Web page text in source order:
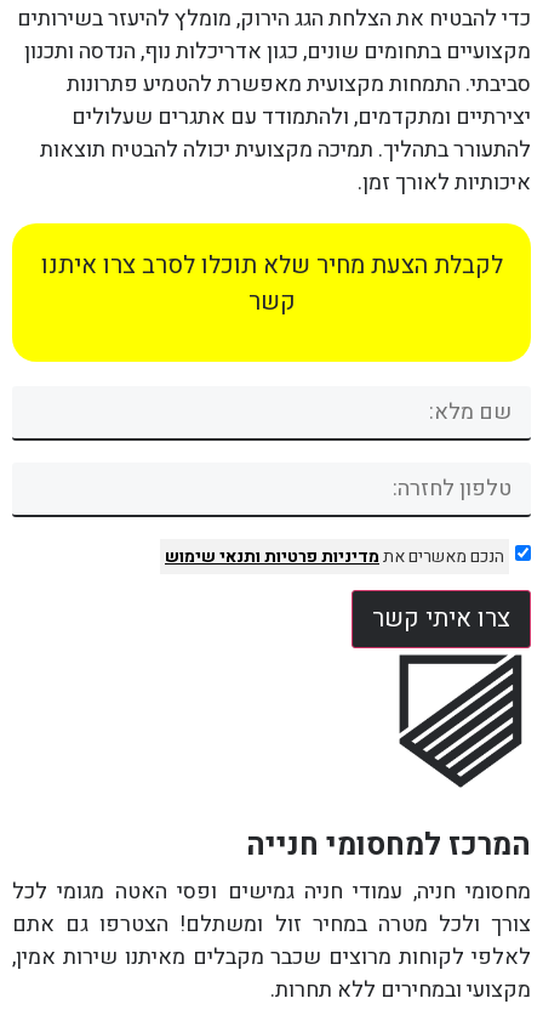
כדי להבטיח את הצלחת הגג הירוק, מומלץ להיעזר בשירותים
מקצועיים בתחומים שונים, כגון אדריכלות נוף, הנדסה ותכנון
סביבתי. התמחות מקצועית מאפשרת להטמיע פתרונות
יצירתיים ומתקדמים, ולהתמודד עם אתגרים שעלולים
להתעורר בתהליך. תמיכה מקצועית יכולה להבטיח תוצאות
איכותיות לאורך זמן.
לקבלת הצעת מחיר שלא תוכלו לסרב צרו איתנו
קשר
הנכם מאשרים אתמדיניות פרטיותותנאי שימוש
צרו איתי קשר
המרכז למחסומי חנייה
מחסומי חניה, עמודי חניה גמישים ופסי האטה מגומי לכל
צורך ולכל מטרה במחיר זול ומשתלם! הצטרפו גם אתם
לאלפי לקוחות מרוצים שכבר מקבלים מאיתנו שירות אמין,
מקצועי ובמחירים ללא תחרות.